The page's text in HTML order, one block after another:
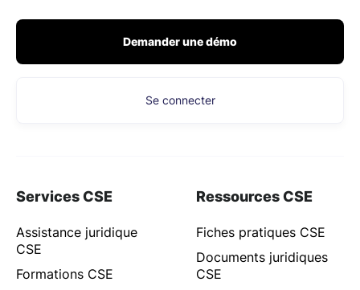
Demander une démo
Se connecter
Services CSE
Assistance juridique
CSE
Formations CSE
Ressources CSE
Fiches pratiques CSE
Documents juridiques
CSE